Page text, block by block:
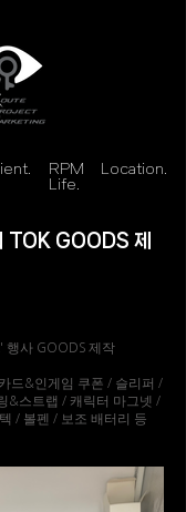
RPM
Life.
Location.
TOK GOODS 제
행사 GOODS 제작
드&인게임 쿠폰 / 슬리퍼 /
&스트랩 / 캐릭터 마그넷 /
/ 볼펜 / 보조 배터리 등